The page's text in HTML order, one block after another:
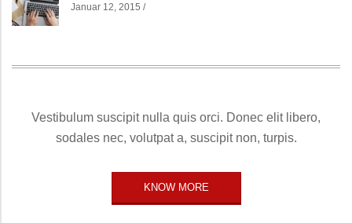
Januar 12, 2015 /
Vestibulum suscipit nulla quis orci. Donec elit libero,
sodales nec, volutpat a, suscipit non, turpis.
KNOW MORE